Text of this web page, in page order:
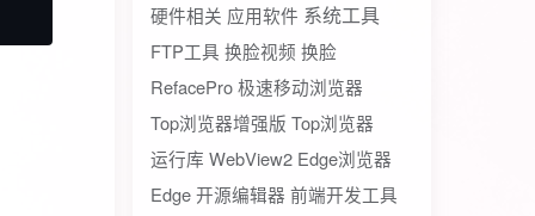
硬件相关 应用软件 系统工具
FTP工具 换脸视频 换脸
RefacePro极速移动浏览器
Top浏览器增强版 Top浏览器
运行库 WebView2 Edge浏览器
Edge开源编辑器 前端开发工具